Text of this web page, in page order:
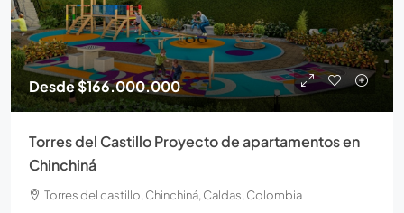
Desde$166.000.000
Torres del Castillo Proyecto de apartamentos en
Chinchiná
Torres del castillo, Chinchiná, Caldas, Colombia